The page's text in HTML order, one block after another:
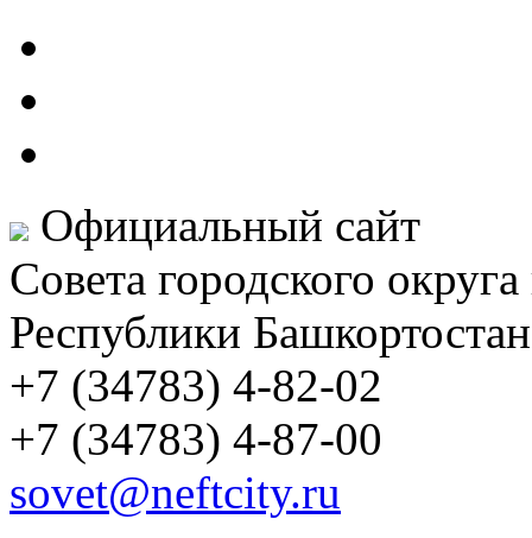
Официальный сайт
Совета городского
Республики Башкортостан
+7 (34783) 4-82-02
+7 (34783) 4-87-00
sovet@neftcity.ru